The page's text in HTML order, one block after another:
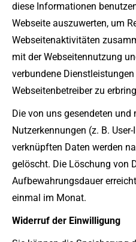
diese Informationen
Webseite auszuwerten, um
Webseitenaktivitäten
mit der Webseitennutzung
verbundene
Webseitenbetreiber zu
Die von uns gesendeten und
Nutzerkennungen (z. B.
verknüpften Daten werden
gelöscht. Die Löschung von
Aufbewahrungsdauer
einmal im Monat.
Widerruf der Einwilligung